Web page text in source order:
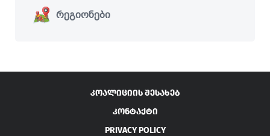
რეგიონები
ᲙᲝᲐᲚᲘᲪᲘᲘᲡ ᲨᲔᲡᲐᲮᲔᲑ
ᲙᲝᲜᲢᲐᲥᲢᲘ
PRIVACY POLICY